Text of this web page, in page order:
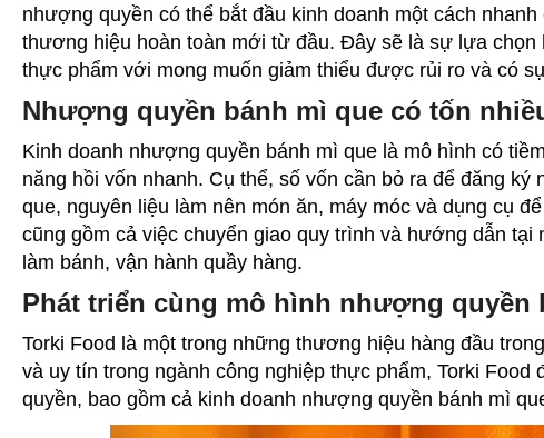
nhượng quyền có thể bắt đầu kinh doanh một cách
thương hiệu hoàn toàn mới từ đầu. Đây sẽ là sự lựa
thực phẩm với mong muốn giảm thiểu được rủi ro và có
Nhượng quyền bánh mì que có tốn
Kinh doanh nhượng quyền bánh mì que là mô hình có
năng hồi vốn nhanh. Cụ thể, số vốn cần bỏ ra để đăng
que, nguyên liệu làm nên món ăn, máy móc và dụng cụ
cũng gồm cả việc chuyển giao quy trình và hướng dẫn
làm bánh, vận hành quầy hàng.
Phát triển cùng mô hình nhượng quyền
Torki Food là một trong những thương hiệu hàng đầu
và uy tín trong ngành công nghiệp thực phẩm, Torki
quyền, bao gồm cả kinh doanh nhượng quyền bánh mì